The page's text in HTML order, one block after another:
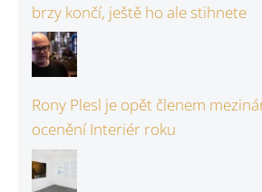
brzy končí, ještě ho ale stihnete
Rony Plesl je opět členem
ocenění Interiér roku